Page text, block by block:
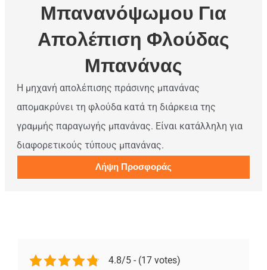
Μπανανόψωμου Για
Απολέπιση Φλούδας
Μπανάνας
Η μηχανή απολέπισης πράσινης μπανάνας
απομακρύνει τη φλούδα κατά τη διάρκεια της
γραμμής παραγωγής μπανάνας. Είναι κατάλληλη για
διαφορετικούς τύπους μπανάνας.
Λήψη Προσφοράς
4.8/5 - (17 votes)